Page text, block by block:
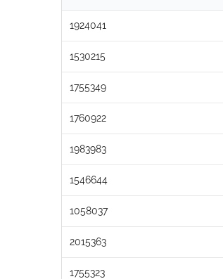
1924041
1530215
1755349
1760922
1983983
1546644
1058037
2015363
1755323